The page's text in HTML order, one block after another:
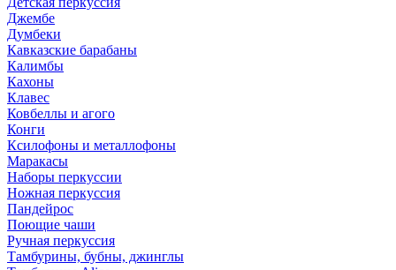
Джембе
Думбеки
Кавказские барабаны
Калимбы
Кахоны
Клавес
Ковбеллы и агого
Конги
Ксилофоны и металлофоны
Маракасы
Наборы перкуссии
Ножная перкуссия
Пандейрос
Поющие чаши
Ручная перкуссия
Тамбурины, бубны, джинглы